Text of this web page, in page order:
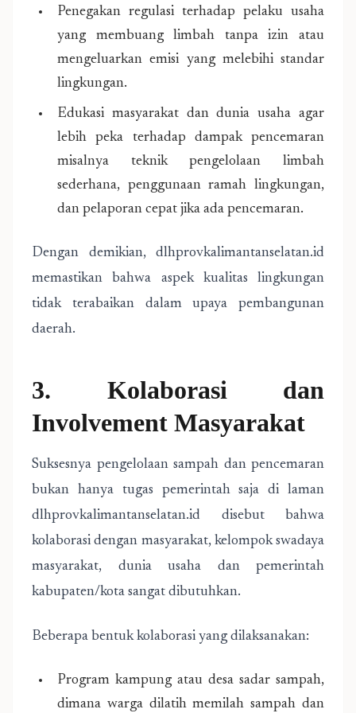
Penegakan regulasi terhadap pelaku usaha
yang membuang limbah tanpa izin atau
mengeluarkan emisi yang melebihi standar
lingkungan.
Edukasi masyarakat dan dunia usaha agar
lebih peka terhadap dampak pencemaran
misalnya teknik pengelolaan limbah
sederhana, penggunaan ramah lingkungan,
dan pelaporan cepat jika ada pencemaran.
Dengan demikian, dlhprovkalimantanselatan.id
memastikan bahwa aspek kualitas lingkungan
tidak terabaikan dalam upaya pembangunan
daerah.
3. Kolaborasi dan
Involvement Masyarakat
Suksesnya pengelolaan sampah dan pencemaran
bukan hanya tugas pemerintah saja di laman
dlhprovkalimantanselatan.id disebut bahwa
kolaborasi dengan masyarakat, kelompok swadaya
masyarakat, dunia usaha dan pemerintah
kabupaten/kota sangat dibutuhkan.
Beberapa bentuk kolaborasi yang dilaksanakan:
Program kampung atau desa sadar sampah,
dimana warga dilatih memilah sampah dan